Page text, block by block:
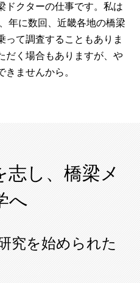
ドクターの仕事です。私は
年に数回、近畿各地の橋梁
って調査することもありま
だく場合もありますが、や
ませんから。
へ
究を始められた